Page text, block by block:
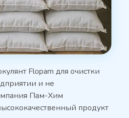
Flopam для очистки
и не
Пам-Хим
продукт